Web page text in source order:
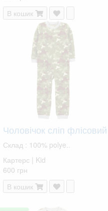
В кошик
Чоловічок сліп флісовий
Склад : 100% polye..
Картерс | Kid
600 грн
В кошик